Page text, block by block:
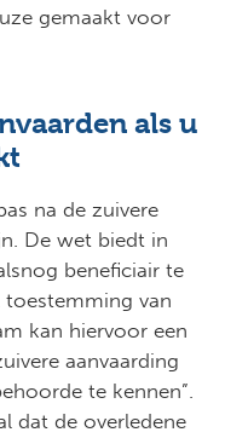
gemaakt voor
als u
na de zuivere
De wet biedt in
beneficiair te
toestemming van
kan hiervoor een
aanvaarding
te kennen”.
dat de overledene